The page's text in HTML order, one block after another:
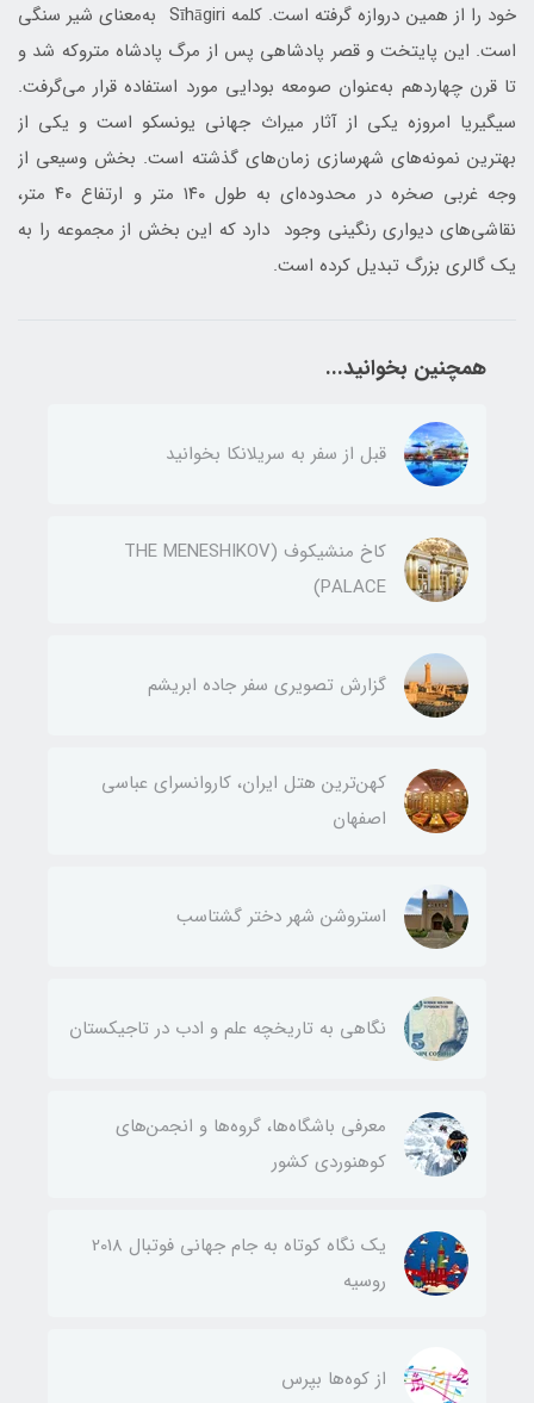
خود را از همین دروازه گرفته است. کلمه‌ Sīhāgiri به‌معنای شیر سنگی
است. این پایتخت و قصر پادشاهی پس از مرگ پادشاه متروکه شد و
تا قرن چهاردهم به‌عنوان صومعه‌‌ بودایی مورد استفاده قرار می‌گرفت.
سیگیریا امروزه یکی از آثار میراث جهانی یونسکو است و یکی از
بهترین نمونه‌های شهرسازی زمان‌های گذشته است. بخش وسیعی از
وجه غربی صخره در محدوده‌ای به طول ۱۴۰ متر و ارتفاع ۴۰ متر،
نقاشی‌های دیواری رنگینی وجود دارد که این بخش از مجموعه را به
یک گالری بزرگ تبدیل کرده است.
همچنین بخوانید...
قبل از سفر به سریلانکا بخوانید
کاخ منشیکوف (THE MENESHIKOV
PALACE)
گزارش تصویری سفر جاده ابریشم
کهن‌ترین هتل ایران، کاروانسرای عباسی
اصفهان
استروشن شهر دختر گشتاسب
نگاهی به تاریخچه علم و ادب در تاجیکستان
معرفی باشگاه‌ها، گروه‌ها و انجمن‌های
کوهنوردی کشور
یک نگاه کوتاه به جام جهانی فوتبال 2018
روسیه
از کوه‌ها بپرس